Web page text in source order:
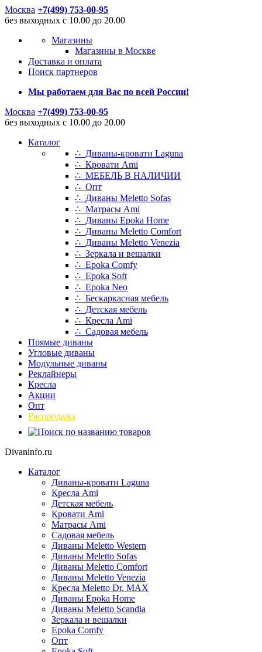
Москва +7(499) 753-00-95
без выходных с 10.00 до 20.00
Магазины
Магазины в Москве
Доставка и оплата
Поиск партнеров
Мы работаем для Вас по всей России!
Москва +7(499) 753-00-95
без выходных с 10.00 до 20.00
Каталог
∴ Диваны-кровати Laguna
∴ Кровати Ami
∴ МЕБЕЛЬ В НАЛИЧИИ
∴ Опт
∴ Диваны Meletto Sofas
∴ Матрасы Ami
∴ Диваны Epoka Home
∴ Диваны Meletto Comfort
∴ Диваны Meletto Venezia
∴ Зеркала и вешалки
∴ Epoka Comfy
∴ Epoka Soft
∴ Epoka Neo
∴ Бескаркасная мебель
∴ Детская мебель
∴ Кресла Ami
∴ Садовая мебель
Прямые диваны
Угловые диваны
Модульные диваны
Реклайнеры
Кресла
Акции
Опт
Распродажа
Divaninfo.ru
Каталог
Диваны-кровати Laguna
Кресла Ami
Детская мебель
Кровати Ami
Матрасы Ami
Садовая мебель
Диваны Meletto Western
Диваны Meletto Sofas
Диваны Meletto Comfort
Диваны Meletto Venezia
Кресла Meletto Dr. MAX
Диваны Epoka Home
Диваны Meletto Scandia
Зеркала и вешалки
Epoka Comfy
Опт